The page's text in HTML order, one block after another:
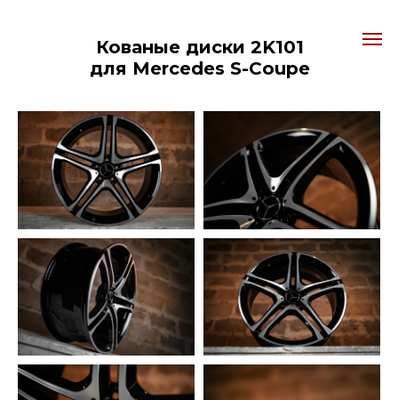
Кованые диски 2K101
для Mercedes S-Coupe